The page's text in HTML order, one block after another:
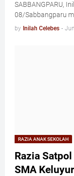
SABBANGPARU,
08/Sabbangparu
by Inilah Celebes -
RAZIA ANAK SEKOLAH
Razia
SMA